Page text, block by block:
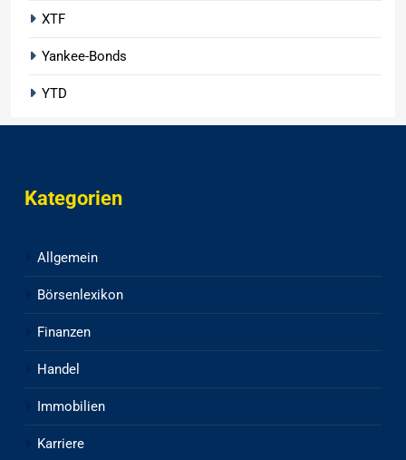
XTF
Yankee-Bonds
YTD
Kategorien
Allgemein
Börsenlexikon
Finanzen
Handel
Immobilien
Karriere